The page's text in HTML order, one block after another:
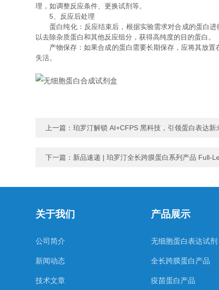
理，如调整反应条件、更换试剂等。
5、反应后处理
蛋白纯化：反应结束后，根据实验需求对合成的蛋白进
以去除杂质蛋白和其他反应组分，获得高纯度的目的蛋白。
产物保存：如果合成的蛋白需要长期保存，应将其放置
失活。
上一篇： 珀罗汀解锁 AI+CFPS 黑科技，引领蛋白表达新
下一篇： 新品速递 | 珀罗汀全长跨膜蛋白系列产品 Full-
关于我们
公司简介
新闻动态
技术文章
产品展示
无细胞蛋白表达试剂
全长跨膜蛋白产品
疫苗蛋白产品